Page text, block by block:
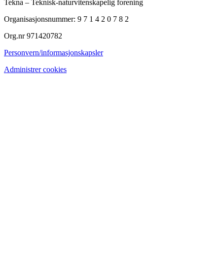
Tekna – Teknisk-naturvitenskapelig forening
Organisasjonsnummer: 9 7 1 4 2 0 7 8 2
Org.nr 971420782
Personvern/informasjonskapsler
Administrer cookies